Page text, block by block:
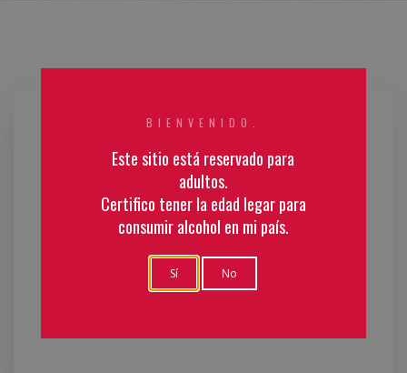
BIENVENIDO.
Este sitio está reservado para
adultos.
Certifico tener la edad legar para
consumir alcohol en mi país.
Sí No